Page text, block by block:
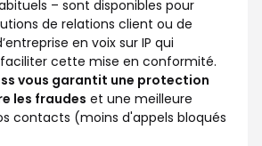
– sont disponibles pour
de relations client ou de
en voix sur IP qui
cette mise en conformité.
vous garantit une protection
les fraudes et une meilleure
contacts (moins d'appels bloqués